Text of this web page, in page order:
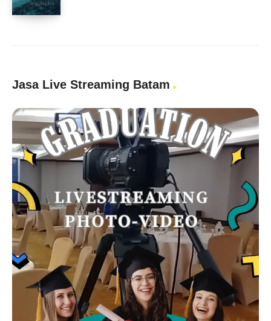
Jasa Live Streaming Batam